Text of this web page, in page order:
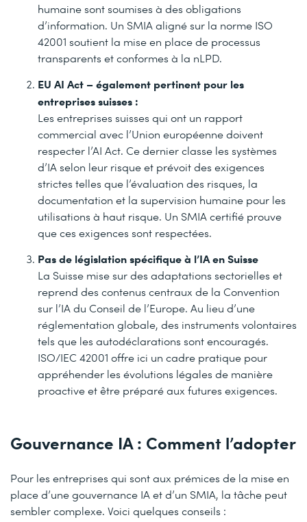
humaine sont soumises à des obligations
d’information. Un SMIA aligné sur la norme ISO
42001 soutient la mise en place de processus
transparents et conformes à la nLPD.
EU AI Act – également pertinent pour les
entreprises suisses :
Les entreprises suisses qui ont un rapport
commercial avec l’Union européenne doivent
respecter l’AI Act. Ce dernier classe les systèmes
d’IA selon leur risque et prévoit des exigences
strictes telles que l’évaluation des risques, la
documentation et la supervision humaine pour les
utilisations à haut risque. Un SMIA certifié prouve
que ces exigences sont respectées.
Pas de législation spécifique à l’IA en Suisse
La Suisse mise sur des adaptations sectorielles et
reprend des contenus centraux de la Convention
sur l’IA du Conseil de l’Europe. Au lieu d’une
réglementation globale, des instruments volontaires
tels que les autodéclarations sont encouragés.
ISO/IEC 42001 offre ici un cadre pratique pour
appréhender les évolutions légales de manière
proactive et être préparé aux futures exigences.
Gouvernance IA : Comment l’adopter
Pour les entreprises qui sont aux prémices de la mise en
place d’une gouvernance IA et d’un SMIA, la tâche peut
sembler complexe. Voici quelques conseils :